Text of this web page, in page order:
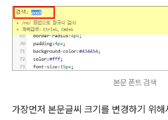
본문 폰트 검색
가장먼저 본문글씨 크기를 변경하기 위